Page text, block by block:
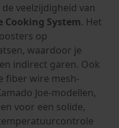
veelzijdigheid van
Cooking System. Het
op
waardoor je
indirect garen. Ook
fiber wire mesh-
Joe-modellen,
voor een solide,